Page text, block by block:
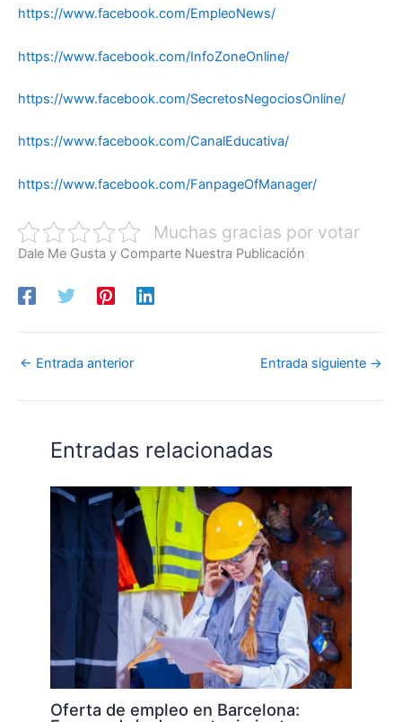
https://www.facebook.com/EmpleoNews/
https://www.facebook.com/InfoZoneOnline/
https://www.facebook.com/SecretosNegociosOnline/
https://www.facebook.com/CanalEducativa/
https://www.facebook.com/FanpageOfManager/
Muchas gracias por votar
Dale Me Gusta y Comparte Nuestra Publicación
← Entrada anterior Entrada siguiente →
Entradas relacionadas
Oferta de empleo en Barcelona: